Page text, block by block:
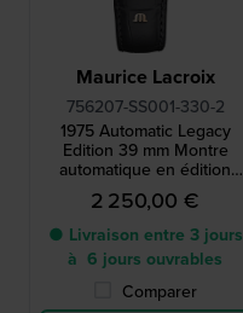
Maurice Lacroix
756207-SS001-330-2
1975 Automatic Legacy
Edition 39 mm Montre
automatique en édition
limitée de fabrication suisse
avec petite seconde
2 250,00 €
● Livraison entre 3 jours
à 6 jours ouvrables
Comparer